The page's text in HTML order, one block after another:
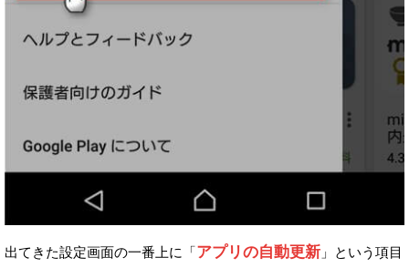
出てきた設定画面の一番上に「アプリの自動更新 」という項目